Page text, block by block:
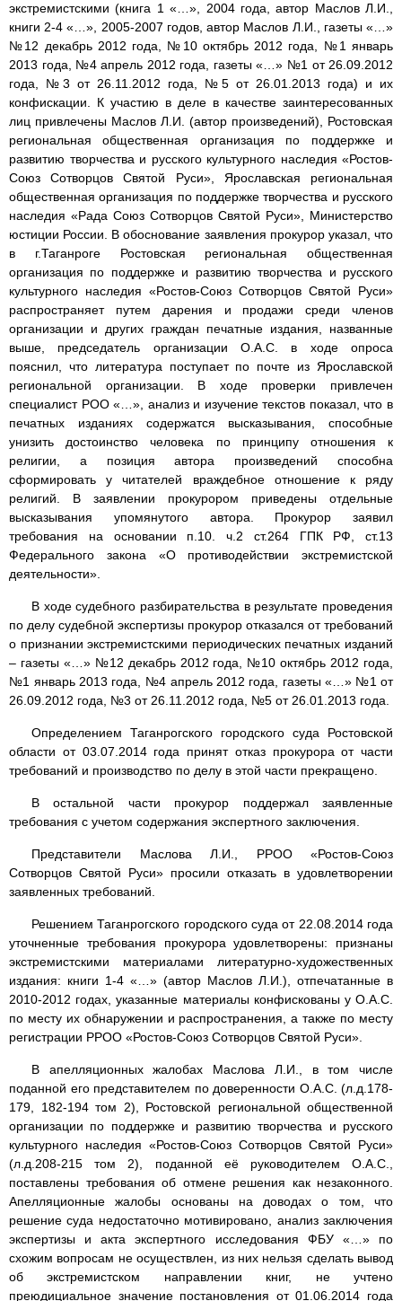
экстремистскими (книга 1 «…», 2004 года, автор Маслов Л.И.,
книги 2-4 «…», 2005-2007 годов, автор Маслов Л.И., газеты «…»
№12 декабрь 2012 года, №10 октябрь 2012 года, №1 январь
2013 года, №4 апрель 2012 года, газеты «…» №1 от 26.09.2012
года, №3 от 26.11.2012 года, №5 от 26.01.2013 года) и их
конфискации. К участию в деле в качестве заинтересованных
лиц привлечены Маслов Л.И. (автор произведений), Ростовская
региональная общественная организация по поддержке и
развитию творчества и русского культурного наследия «Ростов-
Союз Сотворцов Святой Руси», Ярославская региональная
общественная организация по поддержке творчества и русского
наследия «Рада Союз Сотворцов Святой Руси», Министерство
юстиции России. В обоснование заявления прокурор указал, что
в г.Таганроге Ростовская региональная общественная
организация по поддержке и развитию творчества и русского
культурного наследия «Ростов-Союз Сотворцов Святой Руси»
распространяет путем дарения и продажи среди членов
организации и других граждан печатные издания, названные
выше, председатель организации О.А.С. в ходе опроса
пояснил, что литература поступает по почте из Ярославской
региональной организации. В ходе проверки привлечен
специалист РОО «…», анализ и изучение текстов показал, что в
печатных изданиях содержатся высказывания, способные
унизить достоинство человека по принципу отношения к
религии, а позиция автора произведений способна
сформировать у читателей враждебное отношение к ряду
религий. В заявлении прокурором приведены отдельные
высказывания упомянутого автора. Прокурор заявил
требования на основании п.10. ч.2 ст.264 ГПК РФ, ст.13
Федерального закона «О противодействии экстремистской
деятельности».
В ходе судебного разбирательства в результате проведения
по делу судебной экспертизы прокурор отказался от требований
о признании экстремистскими периодических печатных изданий
– газеты «…» №12 декабрь 2012 года, №10 октябрь 2012 года,
№1 январь 2013 года, №4 апрель 2012 года, газеты «…» №1 от
26.09.2012 года, №3 от 26.11.2012 года, №5 от 26.01.2013 года.
Определением Таганрогского городского суда Ростовской
области от 03.07.2014 года принят отказ прокурора от части
требований и производство по делу в этой части прекращено.
В остальной части прокурор поддержал заявленные
требования с учетом содержания экспертного заключения.
Представители Маслова Л.И., РРОО «Ростов-Союз
Сотворцов Святой Руси» просили отказать в удовлетворении
заявленных требований.
Решением Таганрогского городского суда от 22.08.2014 года
уточненные требования прокурора удовлетворены: признаны
экстремистскими материалами литературно-художественных
издания: книги 1-4 «…» (автор Маслов Л.И.), отпечатанные в
2010-2012 годах, указанные материалы конфискованы у О.А.С.
по месту их обнаружении и распространения, а также по месту
регистрации РРОО «Ростов-Союз Сотворцов Святой Руси».
В апелляционных жалобах Маслова Л.И., в том числе
поданной его представителем по доверенности О.А.С. (л.д.178-
179, 182-194 том 2), Ростовской региональной общественной
организации по поддержке и развитию творчества и русского
культурного наследия «Ростов-Союз Сотворцов Святой Руси»
(л.д.208-215 том 2), поданной её руководителем О.А.С.,
поставлены требования об отмене решения как незаконного.
Апелляционные жалобы основаны на доводах о том, что
решение суда недостаточно мотивировано, анализ заключения
экспертизы и акта экспертного исследования ФБУ «…» по
схожим вопросам не осуществлен, из них нельзя сделать вывод
об экстремистском направлении книг, не учтено
преюдициальное значение постановления от 01.06.2014 года